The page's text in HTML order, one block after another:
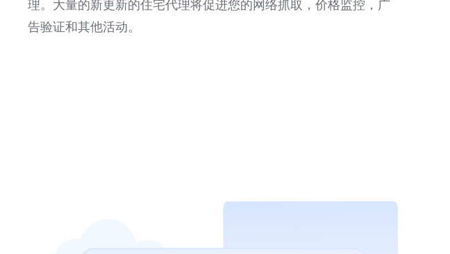
理。大量的新更新的住宅代理将促进您的网络抓取，价格监控，广
告验证和其他活动。